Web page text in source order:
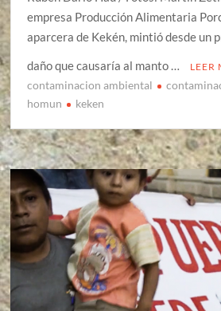
empresa Producción Alimentaria
aparcera de Kekén, mintió desde un
daño que causaría al manto …
LEER
contaminacion ambiental
homun
keken